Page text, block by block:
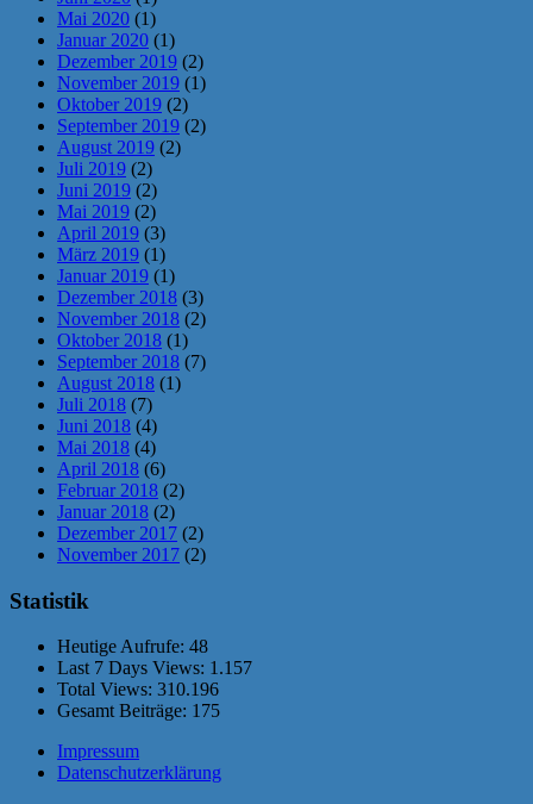
Mai 2020 (1)
Januar 2020 (1)
Dezember 2019 (2)
November 2019 (1)
Oktober 2019 (2)
September 2019 (2)
August 2019 (2)
Juli 2019 (2)
Juni 2019 (2)
Mai 2019 (2)
April 2019 (3)
März 2019 (1)
Januar 2019 (1)
Dezember 2018 (3)
November 2018 (2)
Oktober 2018 (1)
September 2018 (7)
August 2018 (1)
Juli 2018 (7)
Juni 2018 (4)
Mai 2018 (4)
April 2018 (6)
Februar 2018 (2)
Januar 2018 (2)
Dezember 2017 (2)
November 2017 (2)
Statistik
Heutige Aufrufe: 48
Last 7 Days Views: 1.157
Total Views: 310.196
Gesamt Beiträge: 175
Impressum
Datenschutzerklärung